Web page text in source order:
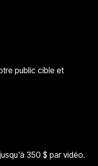
public cible et
350 $ par vidéo.